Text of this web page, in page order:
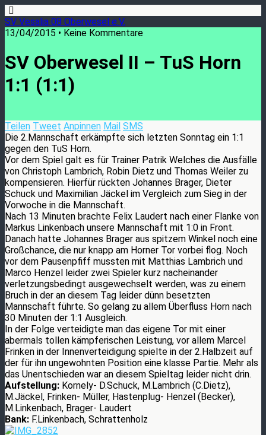
SV Vesalia 08 Oberwesel e.V.
13/04/2015 • Keine Kommentare
SV Oberwesel II – TuS Horn
1:1 (1:1)
Teilen Tweet Anpinnen Mail SMS
Die 2.Mannschaft erkämpfte sich letzten Sonntag ein 1:1
gegen den TuS Horn.
Vor dem Spiel galt es für Trainer Patrik Welches die Ausfälle
von Christoph Lambrich, Robin Dietz und Thomas Weiler zu
kompensieren. Hierfür rückten Johannes Brager, Dieter
Schuck und Maximilian Jäckel im Vergleich zum Sieg in der
Vorwoche in die Mannschaft.
Nach 13 Minuten brachte Felix Laudert nach einer Flanke von
Markus Linkenbach unsere Mannschaft mit 1:0 in Front.
Danach hatte Johannes Brager aus spitzem Winkel noch eine
Großchance, die nur knapp am Horner Tor vorbei flog. Noch
vor dem Pausenpfiff mussten mit Matthias Lambrich und
Marco Henzel leider zwei Spieler kurz nacheinander
verletzungsbedingt ausgewechselt werden, was zu einem
Bruch in der an diesem Tag leider dünn besetzten
Mannschaft führte. So gelang zu allem Überfluss Horn nach
30 Minuten der 1:1 Ausgleich.
In der Folge verteidigte man das eigene Tor mit einer
abermals tollen kämpferischen Leistung, vor allem Marcel
Frinken in der Innenverteidigung spielte in der 2.Halbzeit auf
der für ihn ungewohnten Position eine klasse Partie. Mehr als
das Unentschieden war an diesem Spieltag leider nicht drin.
Aufstellung: Kornely- D.Schuck, M.Lambrich (C.Dietz),
M.Jäckel, Frinken- Müller, Hastenplug- Henzel (Becker),
M.Linkenbach, Brager- Laudert
Bank: F.Linkenbach, Schrattenholz